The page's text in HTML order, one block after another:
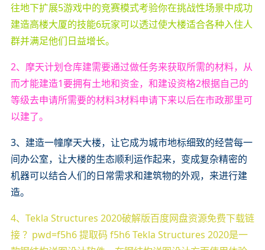
往地下扩展5游戏中的竞赛模式考验你在挑战性场景中成功
建造高楼大厦的技能6玩家可以透过使大楼适合各种入住人
群并满足他们日益增长。
2、摩天计划仓库建需要通过做任务来获取所需的材料，从
而才能建造1要拥有土地和资金，和建设资格2根据自己的
等级去申请所需要的材料3材料申请下来以后在市政那里可
以建了。
3、建造一幢摩天大楼，让它成为城市地标细致的经营每一
间办公室，让大楼的生态顺利运作起来，变成复杂精密的
机器可以结合人们的日常需求和建筑物的外观，来进行建
造。
4、Tekla Structures 2020破解版百度网盘资源免费下载链
接 ？pwd=f5h6 提取码 f5h6 Tekla Structures 2020是一